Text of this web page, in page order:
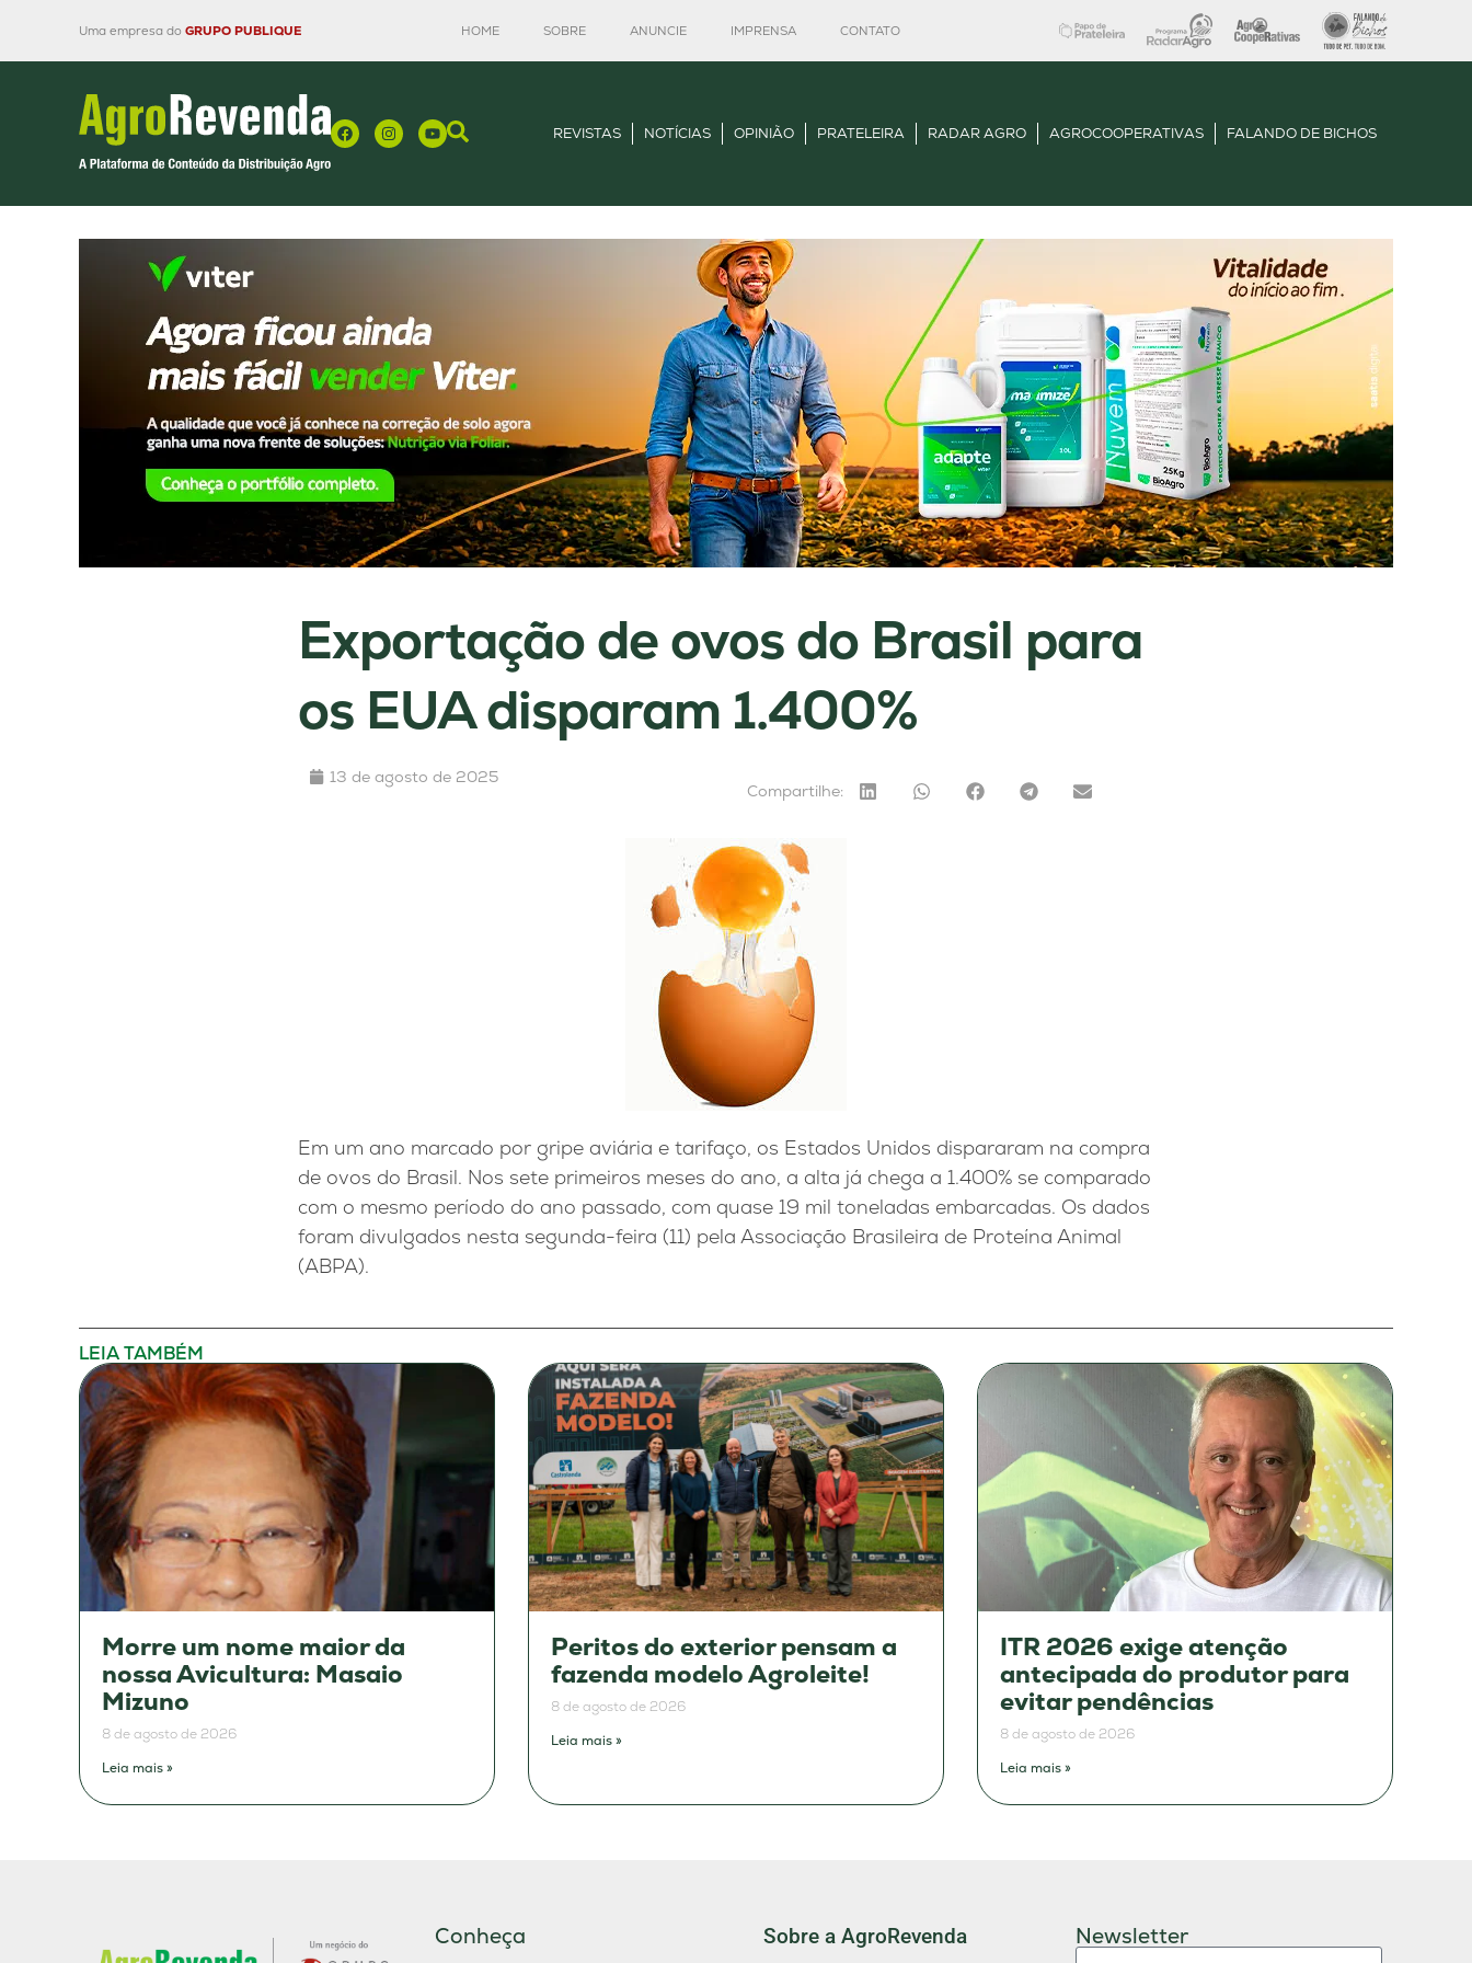
Uma empresa do GRUPO PUBLIQUE HOME SOBRE ANUNCIE IMPRENSA CONTATO
REVISTAS NOTÍCIAS OPINIÃO PRATELEIRA RADAR AGRO AGROCOOPERATIVAS FALANDO DE BICHOS
Exportação de ovos do Brasil para
os EUA disparam 1.400%
13 de agosto de 2025
Compartilhe:
Em um ano marcado por gripe aviária e tarifaço, os Estados Unidos dispararam na compra
de ovos do Brasil. Nos sete primeiros meses do ano, a alta já chega a 1.400% se comparado
com o mesmo período do ano passado, com quase 19 mil toneladas embarcadas. Os dados
foram divulgados nesta segunda-feira (11) pela Associação Brasileira de Proteína Animal
(ABPA).
LEIA TAMBÉM
Morre um nome maior da
nossa Avicultura: Masaio
Mizuno
8 de agosto de 2026
Leia mais »
Peritos do exterior pensam a
fazenda modelo Agroleite!
8 de agosto de 2026
Leia mais »
ITR 2026 exige atenção
antecipada do produtor para
evitar pendências
8 de agosto de 2026
Leia mais »
Conheça Sobre a AgroRevenda Newsletter